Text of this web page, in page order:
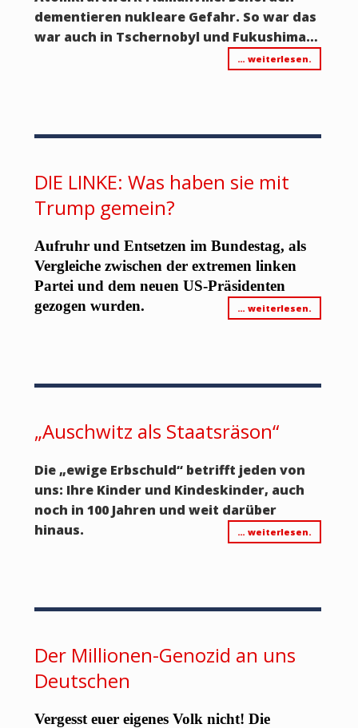
dementieren nukleare Gefahr. So war das
war auch in Tschernobyl und Fukushima…
… weiterlesen.
DIE LINKE: Was haben sie mit
Trump gemein?
Aufruhr und Entsetzen im Bundestag, als
Vergleiche zwischen der extremen linken
Partei und dem neuen US-Präsidenten
gezogen wurden.
… weiterlesen.
„Auschwitz als Staatsräson“
Die „ewige Erbschuld“ betrifft jeden von
uns: Ihre Kinder und Kindeskinder, auch
noch in 100 Jahren und weit darüber
hinaus.
… weiterlesen.
Der Millionen-Genozid an uns
Deutschen
Vergesst euer eigenes Volk nicht! Die